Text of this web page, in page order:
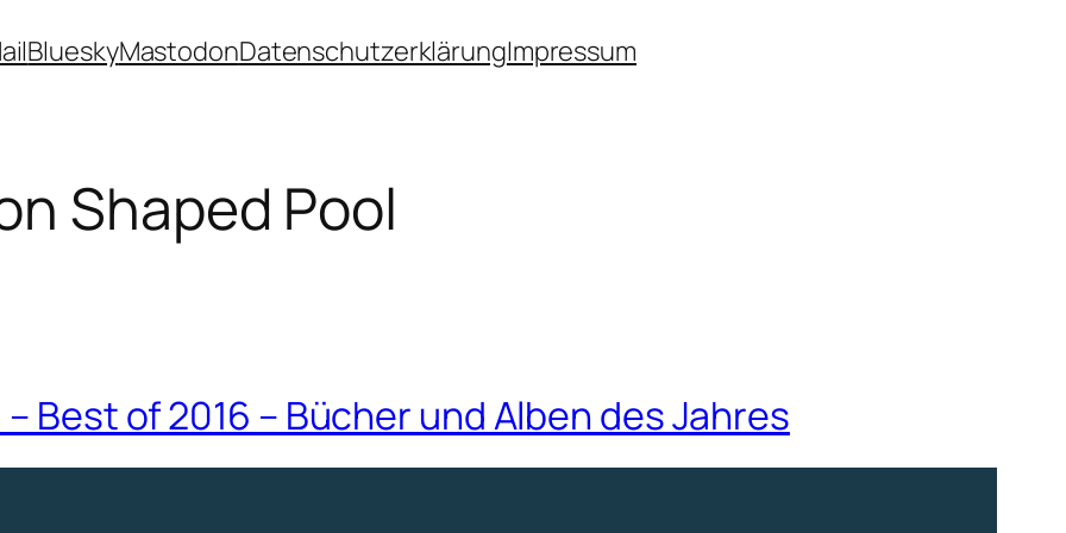
BlueskyMastodonDatenschutzerklärungImpressum
Shaped Pool
Best of 2016 – Bücher und Alben des Jahres